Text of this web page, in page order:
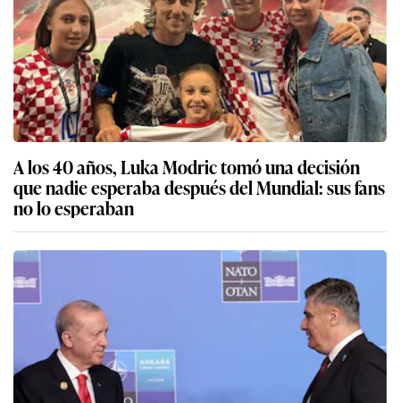
A los 40 años, Luka Modric tomó una decisión
que nadie esperaba después del Mundial: sus fans
no lo esperaban